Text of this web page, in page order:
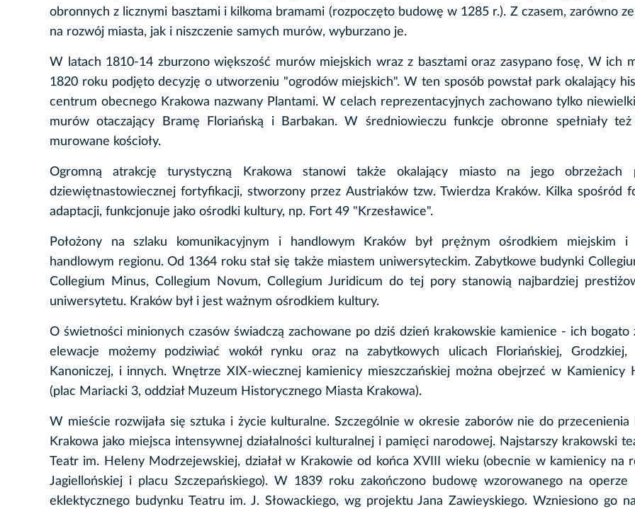
obronnych z licznymi basztami i kilkoma bramami (rozpoczęto budowę w 1285 r.). Z czasem, zarówno
na rozwój miasta, jak i niszczenie samych murów, wyburzano je.
W latach 1810-14 zburzono większość murów miejskich wraz z basztami oraz zasypano fosę, W ich
1820 roku podjęto decyzję o utworzeniu "ogrodów miejskich". W ten sposób powstał park okalający
centrum obecnego Krakowa nazwany Plantami. W celach reprezentacyjnych zachowano tylko
murów otaczający Bramę Floriańską i Barbakan. W średniowieczu funkcje obronne spełniały
murowane kościoły.
Ogromną atrakcję turystyczną Krakowa stanowi także okalający miasto na jego obrzeżach
dziewiętnastowiecznej fortyfikacji, stworzony przez Austriaków tzw. Twierdza Kraków. Kilka spośród
adaptacji, funkcjonuje jako ośrodki kultury, np. Fort 49 "Krzesławice".
Położony na szlaku komunikacyjnym i handlowym Kraków był prężnym ośrodkiem miejskim i
handlowym regionu. Od 1364 roku stał się także miastem uniwersyteckim. Zabytkowe budynki
Collegium Minus, Collegium Novum, Collegium Juridicum do tej pory stanowią najbardziej
uniwersytetu. Kraków był i jest ważnym ośrodkiem kultury.
O świetności minionych czasów świadczą zachowane po dziś dzień krakowskie kamienice - ich bogato
elewacje możemy podziwiać wokół rynku oraz na zabytkowych ulicach Floriańskiej, Grodzkiej,
Kanoniczej, i innych. Wnętrze XIX-wiecznej kamienicy mieszczańskiej można obejrzeć w Kamienicy
(plac Mariacki 3, oddział Muzeum Historycznego Miasta Krakowa).
W mieście rozwijała się sztuka i życie kulturalne. Szczególnie w okresie zaborów nie do przecenienia
Krakowa jako miejsca intensywnej działalności kulturalnej i pamięci narodowej. Najstarszy krakowski
Teatr im. Heleny Modrzejewskiej, działał w Krakowie od końca XVIII wieku (obecnie w kamienicy na
Jagiellońskiej i placu Szczepańskiego). W 1839 roku zakończono budowę wzorowanego na operze
eklektycznego budynku Teatru im. J. Słowackiego, wg projektu Jana Zawieyskiego. Wzniesiono go